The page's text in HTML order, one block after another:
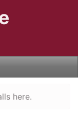
here.